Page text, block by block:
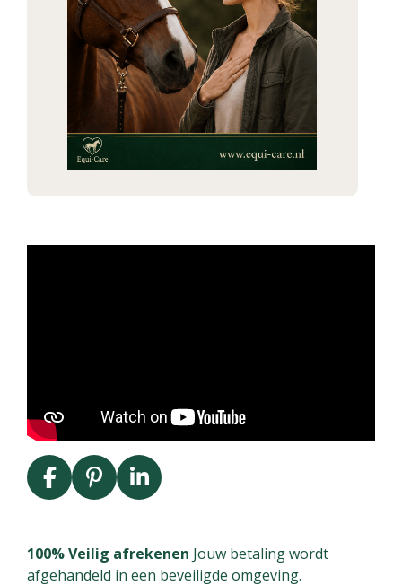
F
a
e
b
P
i
t
e
L
i
k
e
100% Veilig afrekenen Jouw betaling wordt
afgehandeld in een beveiligde omgeving.